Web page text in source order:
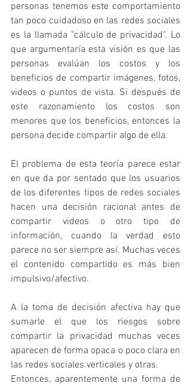
personas tenemos este comportamiento
tan poco cuidadoso en las redes sociales
es la llamada "cálculo de privacidad". Lo
que argumentaría esta visión es que las
personas evalúan los costos y los
beneficios de compartir imágenes, fotos,
videos o puntos de vista. Si después de
este razonamiento los costos son
menores que los beneficios, entonces la
persona decide compartir algo de ella.
El problema de esta teoría parece estar
en que da por sentado que los usuarios
de los diferentes tipos de redes sociales
hacen una decisión racional antes de
compartir videos o otro tipo de
información, cuando la verdad esto
parece no ser siempre así. Muchas veces
el contenido compartido es más bien
impulsivo/afectivo.
A la toma de decisión afectiva hay que
sumarle el que los riesgos sobre
compartir la privacidad muchas veces
aparecen de forma opaca o poco clara en
las redes sociales verticales y otras.
Entonces, aparentemente una forma de